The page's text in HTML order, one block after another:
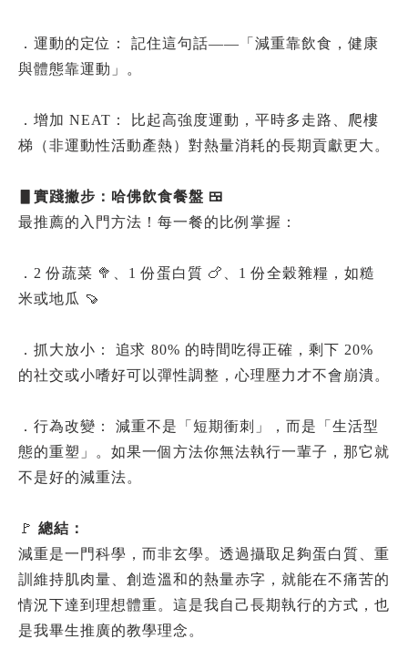
．運動的定位： 記住這句話——「減重靠飲食，健康
與體態靠運動」。
．增加 NEAT： 比起高強度運動，平時多走路、爬樓
梯（非運動性活動產熱）對熱量消耗的長期貢獻更大。
▋實踐撇步：哈佛飲食餐盤 🍱
最推薦的入門方法！每一餐的比例掌握：
．2 份蔬菜 🥦、1 份蛋白質 🍗、1 份全穀雜糧，如糙
米或地瓜 🍠
．抓大放小： 追求 80% 的時間吃得正確，剩下 20%
的社交或小嗜好可以彈性調整，心理壓力才不會崩潰。
．行為改變： 減重不是「短期衝刺」，而是「生活型
態的重塑」。如果一個方法你無法執行一輩子，那它就
不是好的減重法。
🚩 總結：
減重是一門科學，而非玄學。透過攝取足夠蛋白質、重
訓維持肌肉量、創造溫和的熱量赤字，就能在不痛苦的
情況下達到理想體重。這是我自己長期執行的方式，也
是我畢生推廣的教學理念。